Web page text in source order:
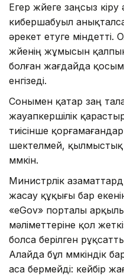
Егер жүйеге заңсыз кіру
кибершабуыл
әрекет етуге міндетті.
жүйенің жұмысын
болған жағдайда
енгізеді.
Сонымен қатар заң
жауапкершілік
тиісінше
шектелмей,
мүмкін.
Министрлік
жасау құқығы бар
«eGov» порталы
мәліметтеріне қол
болса берілген
Алайда бұл мүмкіндік
аса бермейді: кейбір